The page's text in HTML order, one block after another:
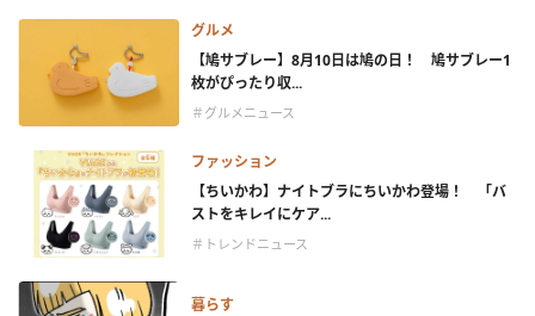
グルメ
【鳩サブレー】8月10日は鳩の日！ 鳩サブレー1
枚がぴったり収...
＃グルメニュース
ファッション
【ちいかわ】ナイトブラにちいかわ登場！ 「バ
ストをキレイにケア...
＃トレンドニュース
暮らす